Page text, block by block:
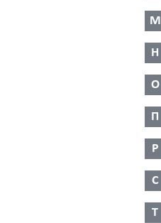
М
Н
О
П
Р
С
Т